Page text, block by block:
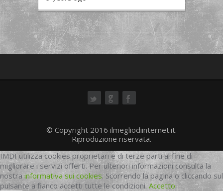
© Copyright 2016 ilmegliodiinternet.it.
Riproduzione riservata.
IMDI utilizza cookies proprietari e di terze parti al fine di
migliorare i servizi offerti. Per ulteriori informazioni consulta la
nostrainformativa sui cookies. Scorrendo la pagina o cliccando sul
pulsante a fianco accetti tutte le condizioni. Accetto